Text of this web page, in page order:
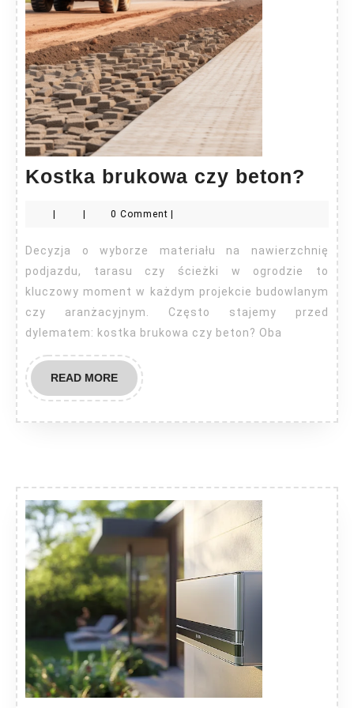
Kostka brukowa czy beton?
czy
| | 0 Comment |
Decyzja o wyborze materiału na nawierzchnię
podjazdu, tarasu czy ścieżki w ogrodzie to
kluczowy moment w każdym projekcie budowlanym
czy aranżacyjnym. Często stajemy przed
dylematem: kostka brukowa czy beton? Oba
READ MOREREAD
MORE